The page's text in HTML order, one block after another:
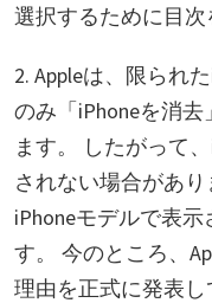
選択するために目次
2. Appleは、限られ
のみ「iPhoneを消
ます。 したがって
されない場合があ
iPhoneモデルで表
す。 今のところ、
理由を正式に発表し